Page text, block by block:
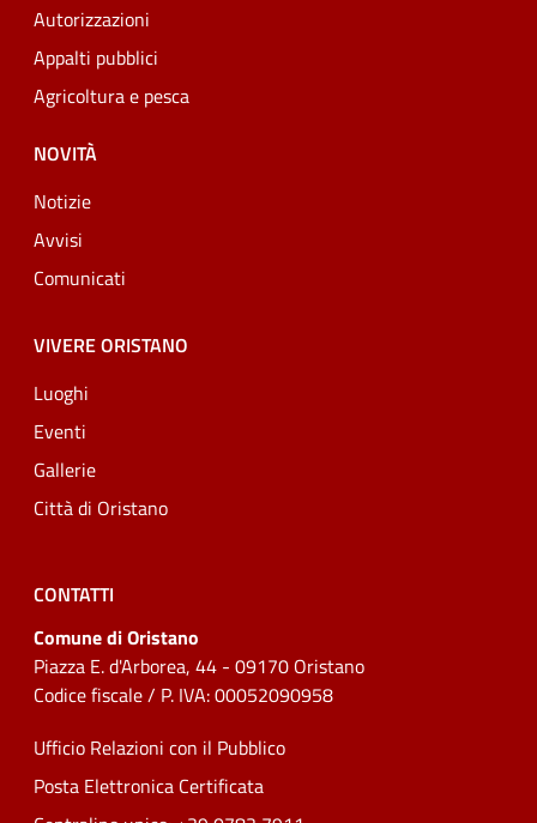
Autorizzazioni
Appalti pubblici
Agricoltura e pesca
NOVITÀ
Notizie
Avvisi
Comunicati
VIVERE ORISTANO
Luoghi
Eventi
Gallerie
Città di Oristano
CONTATTI
Comune di Oristano
Piazza E. d'Arborea, 44 - 09170 Oristano
Codice fiscale / P. IVA: 00052090958
Ufficio Relazioni con il Pubblico
Posta Elettronica Certificata